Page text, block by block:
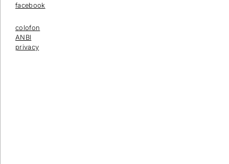
facebook
colofon
ANBI
privacy